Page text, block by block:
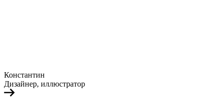
Константин
Дизайнер, иллюстратор